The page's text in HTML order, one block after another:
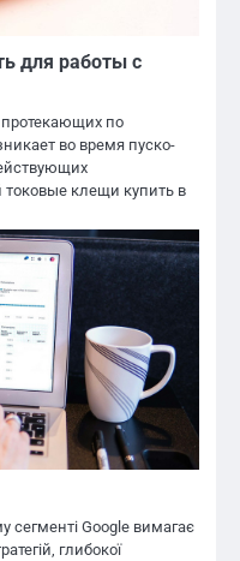
для работы с
по
во время пуско-
токовые клещи купить в
сегменті Google вимагає
глибокої